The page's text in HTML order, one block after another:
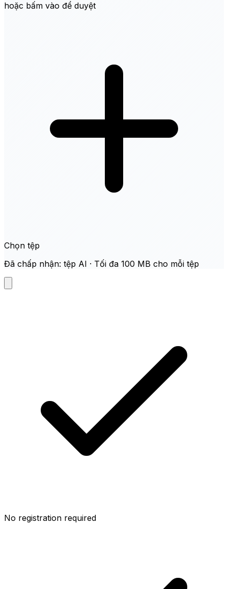
hoặc bấm vào để duyệt
Chọn tệp
Đã chấp nhận: tệp AI · Tối đa 100 MB cho mỗi tệp
No registration required